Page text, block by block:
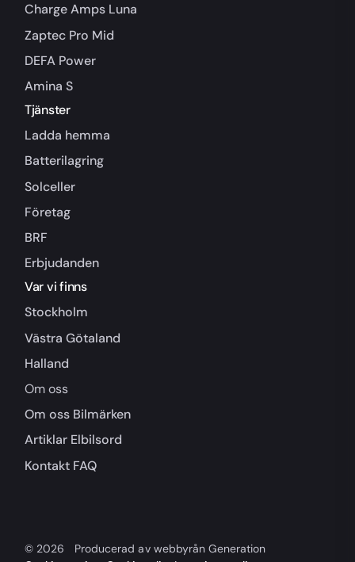
Charge Amps Luna
Zaptec Pro Mid
DEFA Power
Amina S
Tjänster
Ladda hemma
Batterilagring
Solceller
Företag
BRF
Erbjudanden
Var vi finns
Stockholm
Västra Götaland
Halland
Om oss
Om oss Bilmärken
Artiklar Elbilsord
Kontakt FAQ
© 2026
Producerad av webbyrån Generation